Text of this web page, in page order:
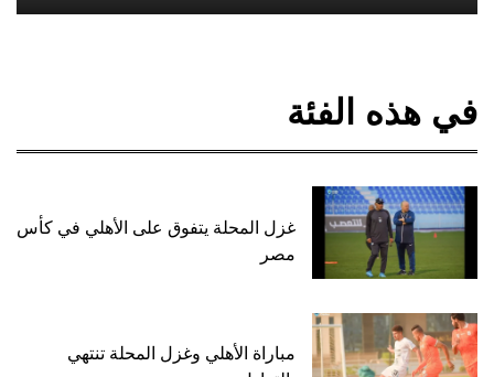
في هذه الفئة
غزل المحلة يتفوق على الأهلي في كأس
مصر
مباراة الأهلي وغزل المحلة تنتهي